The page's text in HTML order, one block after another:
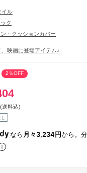
イル
ク
・クッションカバー
映画に登場アイテム♪
2％OFF
送料込)
なら月々3,234円から。